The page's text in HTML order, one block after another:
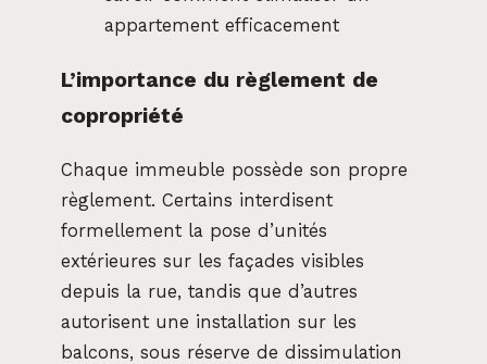
appartement efficacement
L’importance du règlement de
copropriété
Chaque immeuble possède son propre
règlement. Certains interdisent
formellement la pose d’unités
extérieures sur les façades visibles
depuis la rue, tandis que d’autres
autorisent une installation sur les
balcons, sous réserve de dissimulation